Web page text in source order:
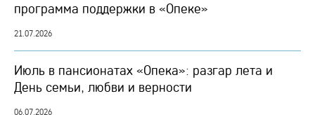
программа поддержки в «Опеке»
21.07.2026
Июль в пансионатах «Опека»: разгар лета и
День семьи, любви и верности
06.07.2026